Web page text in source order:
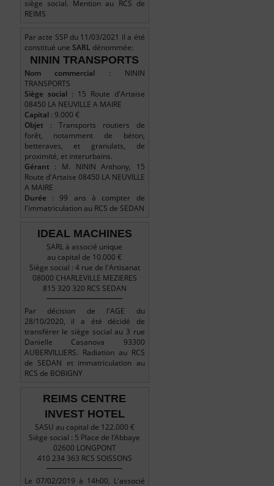
siège social. Mention au RCS de
REIMS
Par acte SSP du 11/03/2021 il a été
constitué une SARL dénommée:
NININ TRANSPORTS
Nom commercial : NININ
TRANSPORTS
Siège social: 15 Route d'Artaise
08450 LA NEUVILLE A MAIRE
Capital: 9.000 €
Objet : Transports routiers de
forêt, notamment de béton,
betteraves, et granulats, de
proximité, et interurbains.
Gérant : M. NININ Anthony, 15
Route d'Artaise 08450 LA NEUVILLE
A MAIRE
Durée : 99 ans à compter de
l'immatriculation au RCS de SEDAN
IDEAL MACHINES
SARL à associé unique
au capital de 10.000 €
Siège social : 4 rue de l'Artisanat
08000 CHARLEVILLE MEZIERES
815 320 320 RCS SEDAN
Par décision de l'AGE du
28/10/2020, il a été décidé de
transférer le siège social au 3 rue
Danielle Casanova 93300
AUBERVILLIERS. Radiation au RCS
de SEDAN et immatriculation au
RCS de BOBIGNY
REIMS CENTRE
INVEST HOTEL
SASU au capital de 122.000 €
Siège social : 5 Place de l’Abbaye
02600 LONGPONT
410 234 363 RCS SOISSONS
Le 07/02/2019 à 14h00, L'associé